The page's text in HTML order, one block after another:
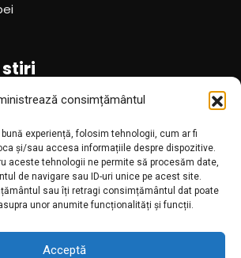
consimțământul
experiență, folosim tehnologii, cum ar fi
și/sau accesa informațiile despre dispozitive.
aceste tehnologii ne permite să procesăm date,
de navigare sau ID-uri unice pe acest site.
sau îți retragi consimțământul dat poate
unor anumite funcționalități și funcții.
Acceptă
stiri
a primi cele mai noi stiri din partea